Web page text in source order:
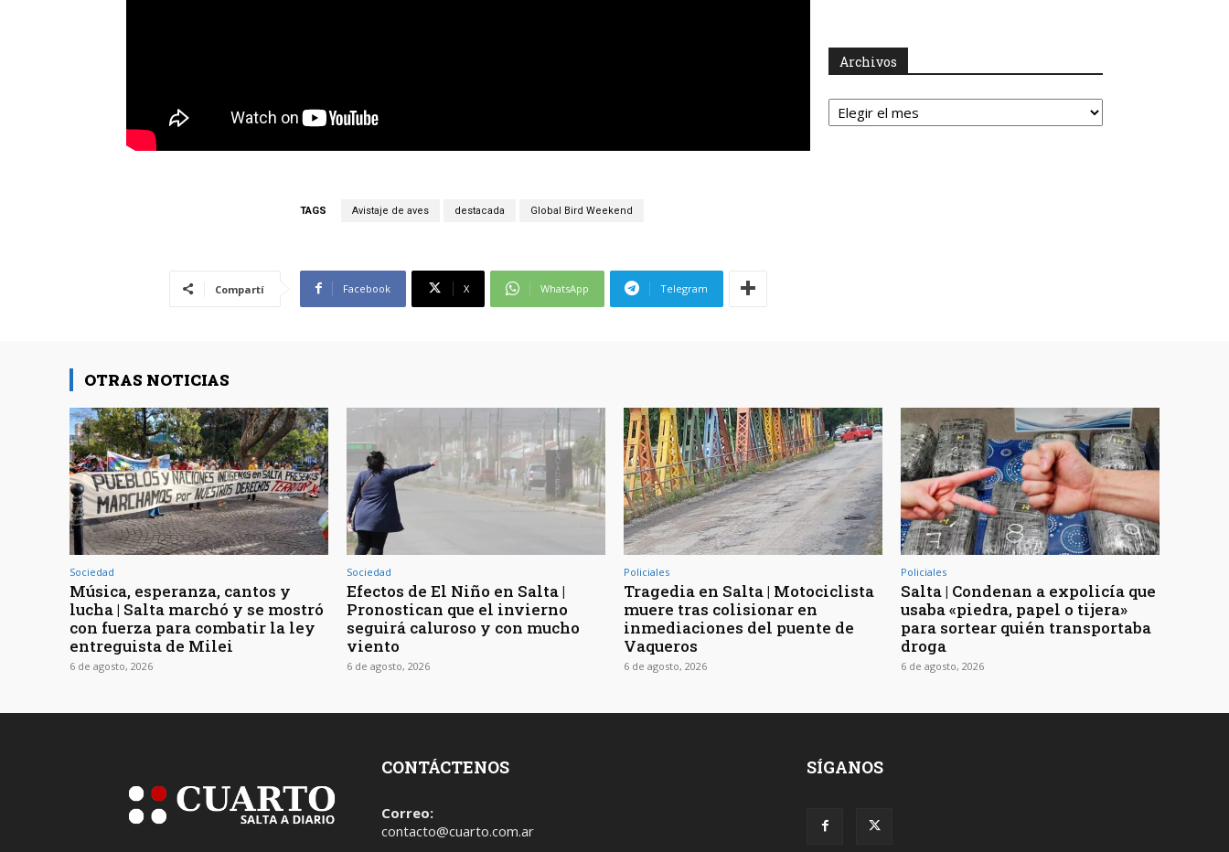
TAGS Avistaje de aves destacada Global Bird Weekend
Compartí Facebook X WhatsApp Telegram
Archivos
Archivos
OTRAS NOTICIAS
Sociedad
Música, esperanza, cantos y
lucha | Salta marchó y se mostró
con fuerza para combatir la ley
entreguista de Milei
6 de agosto, 2026
Sociedad
Efectos de El Niño en Salta |
Pronostican que el invierno
seguirá caluroso y con mucho
viento
6 de agosto, 2026
Policiales
Tragedia en Salta | Motociclista
muere tras colisionar en
inmediaciones del puente de
Vaqueros
6 de agosto, 2026
Policiales
Salta | Condenan a expolicía que
usaba «piedra, papel o tijera»
para sortear quién transportaba
droga
6 de agosto, 2026
CONTÁCTENOS
Correo:
contacto@cuarto.com.ar
SÍGANOS